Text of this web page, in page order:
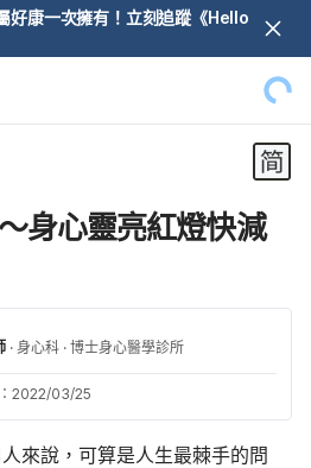
好康一次擁有！立刻追蹤《Hello
身心靈亮紅燈快減
· 身心科 · 博士身心醫學診所
2022/03/25
來說，可算是人生最棘手的問